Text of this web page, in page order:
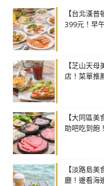
【台北漢
399元！早
【芝山天
店！菜單推
【大同區
助吧吃到飽
【淡路島
廳！邊看海